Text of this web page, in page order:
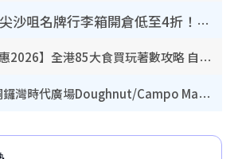
開倉優惠｜尖沙咀名牌行李箱開倉低至4折！一連5日 American Tourister/ace./Hallmark $200起！
【8月生日優惠2026】全港85大食買玩著數攻略 自助餐/火鍋放題同行免費＋誠品/DONKI送現金券
開倉優惠｜銅鑼灣時代廣場Doughnut/Campo Marzio開倉低至1折！背囊、書包、手袋劈價$200起